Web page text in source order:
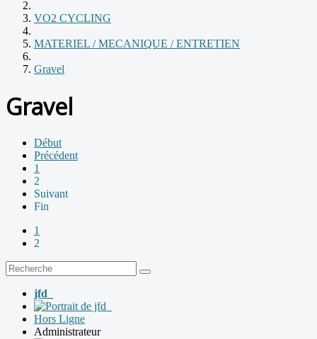
VO2 CYCLING
MATERIEL / MECANIQUE / ENTRETIEN
Gravel
Gravel
Début
Précédent
1
2
Suivant
Fin
1
2
jfd_
Hors Ligne
Administrateur